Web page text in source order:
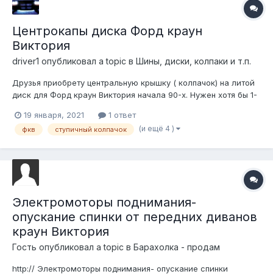
Центрокапы диска Форд краун
Виктория
driver1 опубликовал a topic в Шины, диски, колпаки и т.п.
Друзья приобрету центральную крышку ( колпачок) на литой
диск для Форд краун Виктория начала 90-х. Нужен хотя бы 1-
хочется из сша ждать заранее благодарен фото диска, куда
ищется центральный ступичный колпачок, прилаг...
19 января, 2021 1 ответ
фкв ступичный колпачок (и ещё 4 )
Электромоторы поднимания-
опускание спинки от передних диванов
краун Виктория
Гость опубликовал a topic в Барахолка - продам
http:// Электромоторы поднимания- опускание спинки